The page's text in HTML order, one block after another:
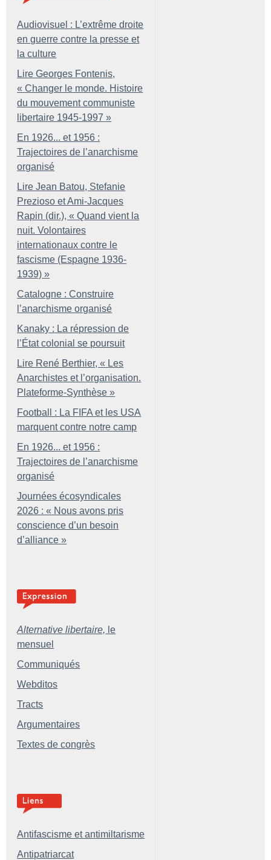
Audiovisuel : L’extrême droite
en guerre contre la presse et
la culture
Lire Georges Fontenis,
« Changer le monde. Histoire
du mouvement communiste
libertaire 1945-1997 »
En 1926... et 1956 :
Trajectoires de l’anarchisme
organisé
Lire Jean Batou, Stefanie
Prezioso et Ami-Jacques
Rapin (dir.), « Quand vient la
nuit. Volontaires
internationaux contre le
fascisme (Espagne 1936-
1939) »
Catalogne : Construire
l’anarchisme organisé
Kanaky : La répression de
l’État colonial se poursuit
Lire René Berthier, « Les
Anarchistes et l’organisation.
Plateforme-Synthèse »
Football : La FIFA et les USA
marquent contre notre camp
En 1926... et 1956 :
Trajectoires de l’anarchisme
organisé
Journées écosyndicales
2026 : « Nous avons pris
conscience d’un besoin
d’alliance »
Alternative libertaire, le
mensuel
Communiqués
Webditos
Tracts
Argumentaires
Textes de congrès
Antifascisme et antimiltarisme
Antipatriarcat